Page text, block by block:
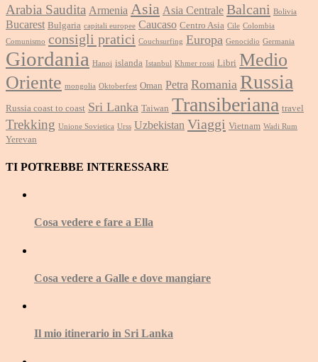
Arabia Saudita Armenia Asia Asia Centrale Balcani Bolivia
Bucarest Bulgaria capitali europee Caucaso Centro Asia Cile Colombia
Comunismo consigli pratici Couchsurfing Europa Genocidio Germania
Giordania Hanoi islanda Istanbul Khmer rossi Libri Medio
Oriente mongolia Oktoberfest Oman Petra Romania Russia
Russia coast to coast Sri Lanka Taiwan Transiberiana travel
Trekking Unione Sovietica Urss Uzbekistan Viaggi Vietnam Wadi Rum
Yerevan
TI POTREBBE INTERESSARE
Cosa vedere e fare a Ella
Cosa vedere a Galle e dove mangiare
Il mio itinerario in Sri Lanka